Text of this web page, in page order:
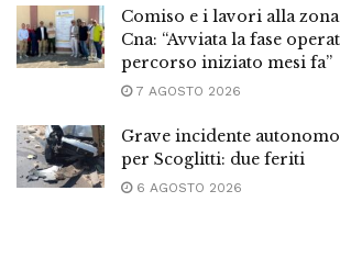
Comiso e i lavori alla
Cna: “Avviata la fase
percorso iniziato mesi fa”
7 AGOSTO 2026
Grave incidente
per Scoglitti: due feriti
6 AGOSTO 2026